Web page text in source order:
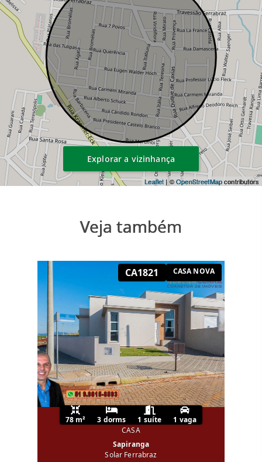
Leaflet | ©OpenStreetMapcontributors
Explorar a vizinhança
Veja também
CA1821 CASA NOVA
78 m² 3 dorms 1 suíte
1 vaga
CASA
Sapiranga
Solar Ferrabraz